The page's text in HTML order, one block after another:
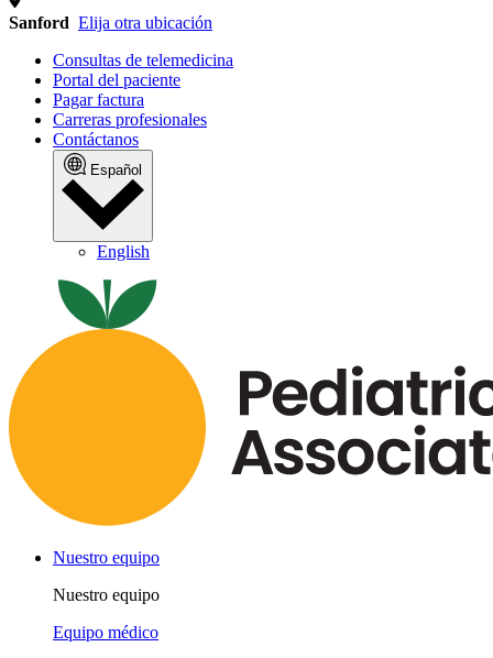
Sanford Elija otra ubicación
Consultas de telemedicina
Portal del paciente
Pagar factura
Carreras profesionales
Contáctanos
Español
English
Nuestro equipo
Nuestro equipo
Equipo médico